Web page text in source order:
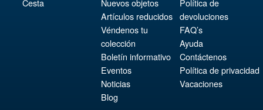
Cesta
Nuevos objetos
Artículos reducidos
Véndenos tu
colección
Boletín informativo
Eventos
Noticias
Blog
Política de
devoluciones
FAQ’s
Ayuda
Contáctenos
Política de privacidad
Vacaciones